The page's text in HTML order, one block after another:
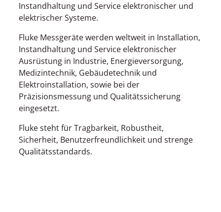
Instandhaltung und Service elektronischer und
elektrischer Systeme.
Fluke Messgeräte werden weltweit in Installation,
Instandhaltung und Service elektronischer
Ausrüstung in Industrie, Energieversorgung,
Medizintechnik, Gebäudetechnik und
Elektroinstallation, sowie bei der
Präzisionsmessung und Qualitätssicherung
eingesetzt.
Fluke steht für Tragbarkeit, Robustheit,
Sicherheit, Benutzerfreundlichkeit und strenge
Qualitätsstandards.